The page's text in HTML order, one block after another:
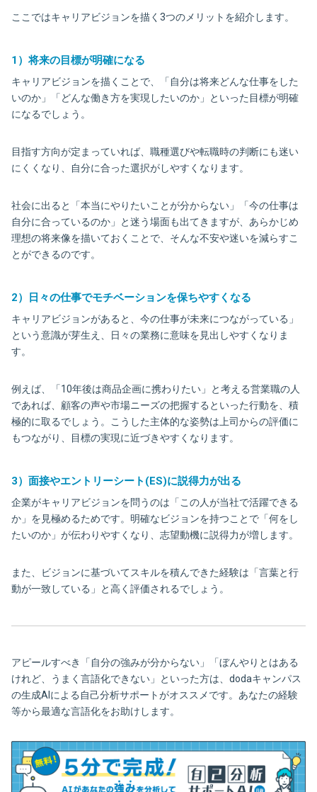
ここではキャリアビジョンを描く3つのメリットを紹介します。
1）将来の目標が明確になる
キャリアビジョンを描くことで、「自分は将来どんな仕事をした
いのか」「どんな働き方を実現したいのか」といった目標が明確
になるでしょう。
目指す方向が定まっていれば、職種選びや転職時の判断にも迷い
にくくなり、自分に合った選択がしやすくなります。
社会に出ると「本当にやりたいことが分からない」「今の仕事は
自分に合っているのか」と迷う場面も出てきますが、あらかじめ
理想の将来像を描いておくことで、そんな不安や迷いを減らすこ
とができるのです。
2）日々の仕事でモチベーションを保ちやすくなる
キャリアビジョンがあると、今の仕事が未来につながっている」
という意識が芽生え、日々の業務に意味を見出しやすくなりま
す。
例えば、「10年後は商品企画に携わりたい」と考える営業職の人
であれば、顧客の声や市場ニーズの把握するといった行動を、積
極的に取るでしょう。こうした主体的な姿勢は上司からの評価に
もつながり、目標の実現に近づきやすくなります。
3）面接やエントリーシート(ES)に説得力が出る
企業がキャリアビジョンを問うのは「この人が当社で活躍できる
か」を見極めるためです。明確なビジョンを持つことで「何をし
たいのか」が伝わりやすくなり、志望動機に説得力が増します。
また、ビジョンに基づいてスキルを積んできた経験は「言葉と行
動が一致している」と高く評価されるでしょう。
アピールすべき「自分の強みが分からない」「ぼんやりとはある
けれど、うまく言語化できない」といった方は、dodaキャンパス
の生成AIによる自己分析サポートがオススメです。あなたの経験
等から最適な言語化をお助けします。